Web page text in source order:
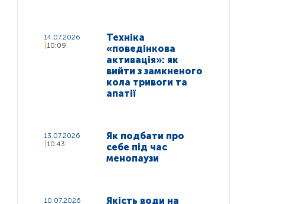
14.07.2026
10:09
Техніка
«поведінкова
активація»: як
вийти з замкненого
кола тривоги та
апатії
13.07.2026
10:43
Як подбати про
себе під час
менопаузи
10.07.2026
Якість води на